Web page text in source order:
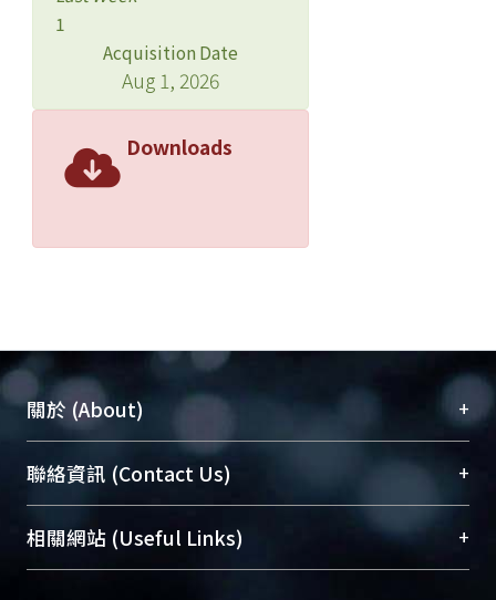
1
Acquisition Date
Aug 1, 2026
Downloads
關於 (About) +
臺大位居世界頂尖大學之列，為永久珍藏及向國際
展現本校豐碩的研究成果及學術能量，圖書館整合
機構典藏（NTUR）與學術庫（AH）不同功能平
台，成為臺大學術典藏NTU scholars。期能整合研
聯絡資訊 (Contact Us) +
總館學科館員(Main Library)
醫學圖書館學科館員(Medical Library)
相關網站 (Useful Links) +